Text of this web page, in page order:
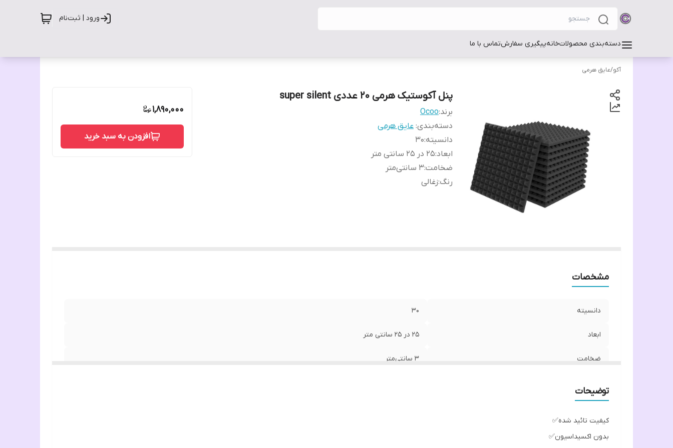
ورود | ثبت‌نام
دسته‌بندی محصولاتخانهپیگیری سفارشتماس با ما
آکو/عایق هرمی
پنل آکوستیک هرمی ۲۰ عددی super silent
برند:Ocoo
دسته‌بندی: عایق هرمی
دانسیته:۳۰
ابعاد:۲۵ در ۲۵ سانتی متر
ضخامت:۳ سانتی‌متر
رنگ:زغالی
1,890,000
افزودن به سبد خرید
مشخصات
دانسیته ۳۰
ابعاد ۲۵ در ۲۵ سانتی متر
ضخامت ۳ سانتی‌متر
توضیحات
کیفیت تائید شده✅
بدون اکسیداسیون✅